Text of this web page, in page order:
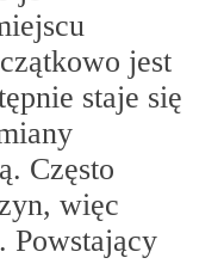
jest
staje się
Często
więc
. Powstający